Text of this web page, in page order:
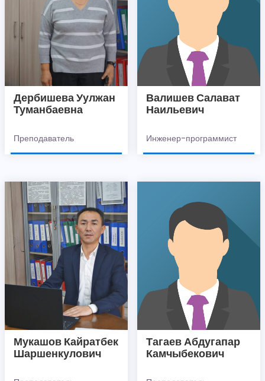
Дербишева Уулжан
Туманбаевна
Преподаватель
Валишев Салават
Наильевич
Инженер-программист
Мукашов Кайратбек
Шаршенкулович
Тагаев Абдугапар
Камчыбекович